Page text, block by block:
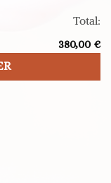
Total:
380,00 €